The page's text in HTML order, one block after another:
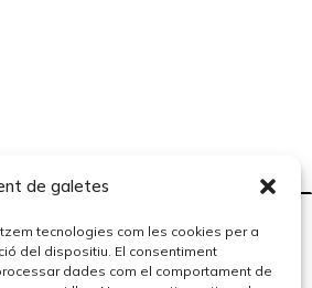
de galetes
tecnologies com les cookies per a
del dispositiu. El consentiment
dades com el comportament de